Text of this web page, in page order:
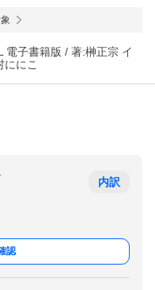
電子書籍版 / 著:榊正宗 イ
にこ
内訳
認